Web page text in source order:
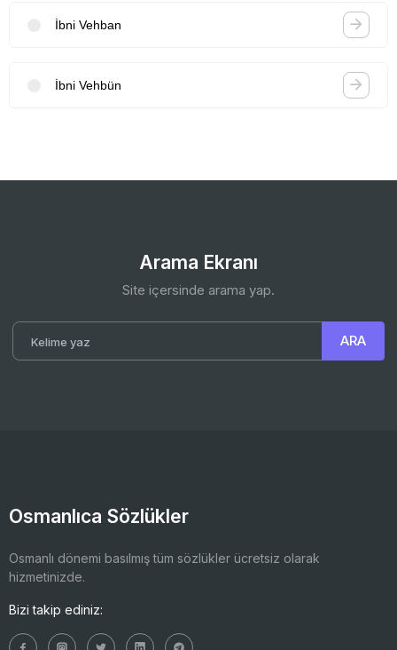
İbni Vehban
İbni Vehbün
Arama Ekranı
Site içersinde arama yap.
Osmanlıca Sözlükler
Osmanlı dönemi basılmış tüm sözlükler ücretsiz olarak
hizmetinizde.
Bizi takip ediniz: